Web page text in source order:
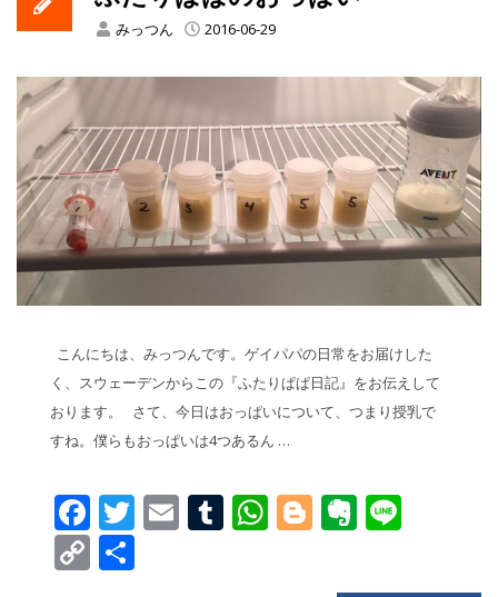
みっつん 2016-06-29
こんにちは、みっつんです。ゲイパパの日常をお届けした
く、スウェーデンからこの『ふたりぱぱ日記』をお伝えして
おります。 さて、今日はおっぱいについて、つまり授乳で
すね。僕らもおっぱいは4つあるん …
Facebook
Twitter
EmailTumblr
WhatsApp
Blogger
Copy